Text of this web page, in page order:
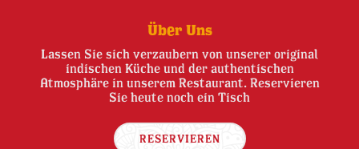
Über Uns
Lassen Sie sich verzaubern von unserer original
indischen Küche und der authentischen
Atmosphäre in unserem Restaurant. Reservieren
Sie heute noch ein Tisch
RESERVIEREN